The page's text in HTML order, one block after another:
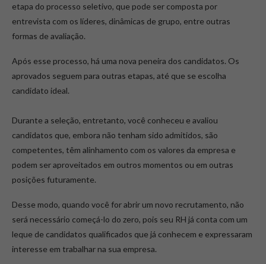
etapa do processo seletivo, que pode ser composta por
entrevista com os líderes, dinâmicas de grupo, entre outras
formas de avaliação.
Após esse processo, há uma nova peneira dos candidatos. Os
aprovados seguem para outras etapas, até que se escolha
candidato ideal.
Durante a seleção, entretanto, você conheceu e avaliou
candidatos que, embora não tenham sido admitidos, são
competentes, têm alinhamento com os valores da empresa e
podem ser aproveitados em outros momentos ou em outras
posições futuramente.
Desse modo, quando você for abrir um novo recrutamento, não
será necessário começá-lo do zero, pois seu RH já conta com um
leque de candidatos qualificados que já conhecem e expressaram
interesse em trabalhar na sua empresa.